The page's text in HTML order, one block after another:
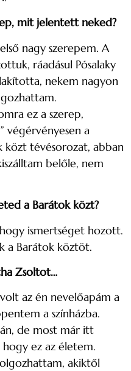
mit jelentett neked?
nagy szerepem. A
ráadásul Pósalaky
nekem nagyon
ez a szerep,
végérvényesen a
közt tévésorozat, abban
belőle, nem
a Barátok közt?
ismertséget hozott.
a Barátok köztöt.
Zsoltot…
az én nevelőapám a
a színházba.
de most már itt
ez az életem.
akiktől